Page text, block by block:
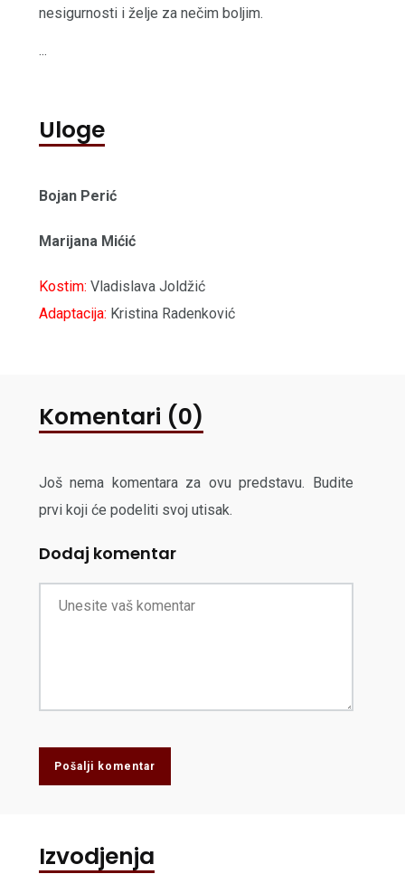
nesigurnosti i želje za nečim boljim.
...
Uloge
Bojan Perić
Marijana Mićić
Kostim: Vladislava Joldžić
Adaptacija: Kristina Radenković
Komentari (0)
Još nema komentara za ovu predstavu. Budite
prvi koji će podeliti svoj utisak.
Dodaj komentar
Pošalji komentar
Izvodjenja